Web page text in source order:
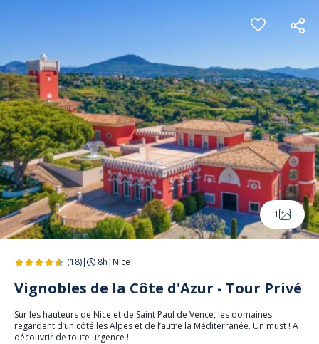
1
(18)| 8h | Nice
Vignobles de la Côte d'Azur - Tour Privé
Sur les hauteurs de Nice et de Saint Paul de Vence, les domaines
regardent d’un côté les Alpes et de l’autre la Méditerranée. Un must ! A
découvrir de toute urgence !